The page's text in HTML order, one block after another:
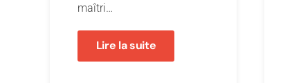
maîtri…
Lire la suite